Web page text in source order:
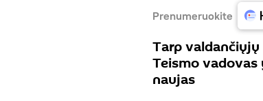
Prenumeruokite
Tarp
Teismo
naujas